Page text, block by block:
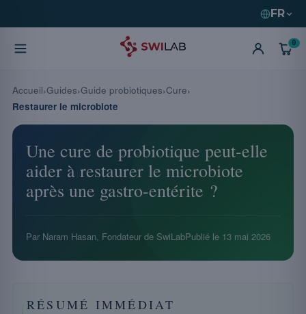
FR
0
Une cure de probiotique peut-elle
aider à restaurer le microbiote
après une gastro-entérite ?
Par Naram Hasan, Fondateur de SwiLabPublié le 13 mai 2026
RÉSUMÉ IMMÉDIAT
Accueil Guides Guide probiotiques Cure
Restaurer le microbiote